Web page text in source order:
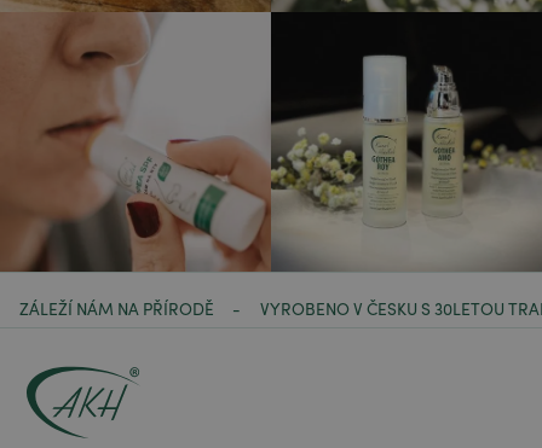
ZÁLEŽÍ NÁM NA PŘÍRODĚ - VYROBENO V ČESKU S 30LETOU